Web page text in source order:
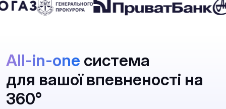
All-in-one система
для вашої впевненості на
360°